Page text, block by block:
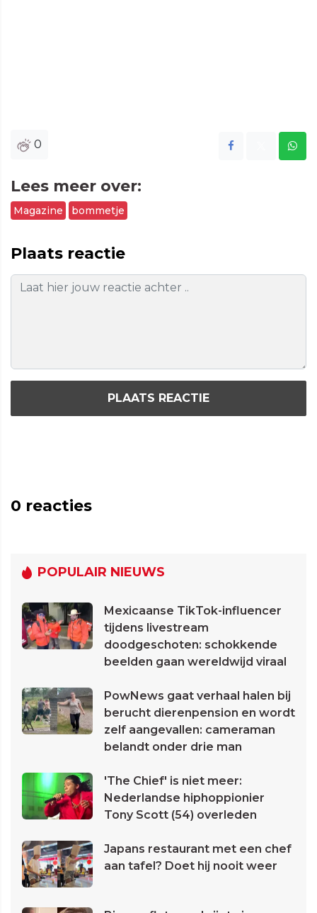
0
Lees meer over:
Magazine bommetje
Plaats reactie
PLAATS REACTIE
0 reacties
POPULAIR NIEUWS
Mexicaanse TikTok-influencer
tijdens livestream
doodgeschoten: schokkende
beelden gaan wereldwijd viraal
PowNews gaat verhaal halen bij
berucht dierenpension en wordt
zelf aangevallen: cameraman
belandt onder drie man
'The Chief' is niet meer:
Nederlandse hiphoppionier
Tony Scott (54) overleden
Japans restaurant met een chef
aan tafel? Doet hij nooit weer